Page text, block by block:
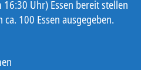
Uhr) Essen bereit stellen
100 Essen ausgegeben.